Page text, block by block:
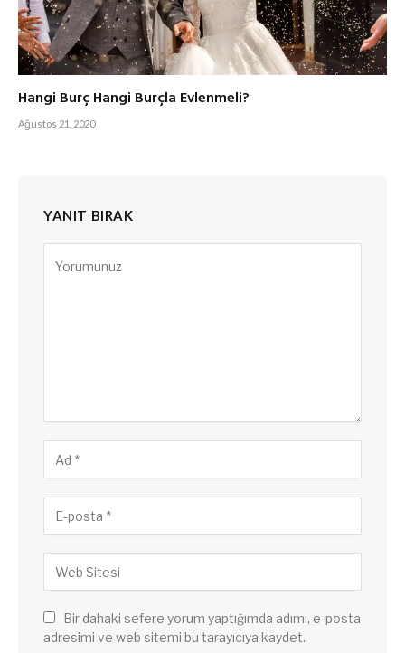
Hangi Burç Hangi Burçla Evlenmeli?
Ağustos 21, 2020
YANIT BIRAK
Bir dahaki sefere yorum yaptığımda adımı, e-posta
adresimi ve web sitemi bu tarayıcıya kaydet.